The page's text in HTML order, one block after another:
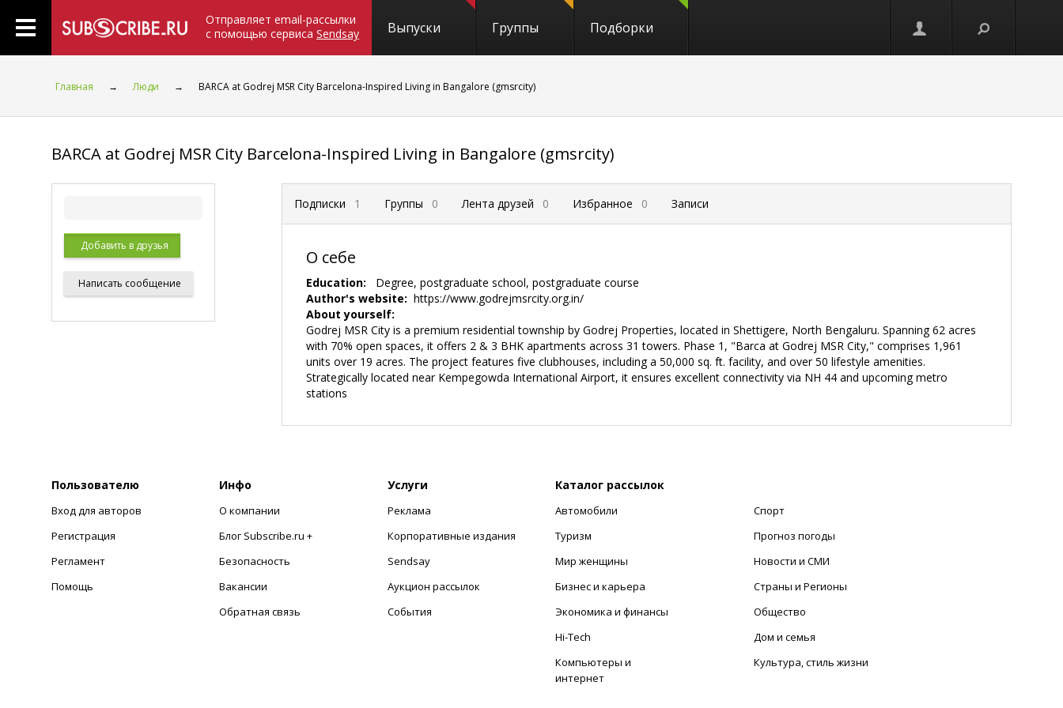
Отправляет email-рассылки
с помощью сервиса Sendsay Выпуски Группы Подборки
Главная → Люди → BARCA at Godrej MSR City Barcelona-Inspired Living in Bangalore (gmsrcity)
BARCA at Godrej MSR City Barcelona-Inspired Living in Bangalore (gmsrcity)
Добавить в друзья
Написать сообщение
Подписки 1 Группы 0 Лента друзей 0 Избранное 0 Записи
О себе
Education: Degree, postgraduate school, postgraduate course
Author's website: https://www.godrejmsrcity.org.in/
About yourself:
Godrej MSR City is a premium residential township by Godrej Properties, located in Shettigere, North Bengaluru. Spanning 62 acres
with 70% open spaces, it offers 2 & 3 BHK apartments across 31 towers. Phase 1, "Barca at Godrej MSR City," comprises 1,961
units over 19 acres. The project features five clubhouses, including a 50,000 sq. ft. facility, and over 50 lifestyle amenities.
Strategically located near Kempegowda International Airport, it ensures excellent connectivity via NH 44 and upcoming metro
stations
Пользователю
Вход для авторов
Регистрация
Регламент
Помощь
Инфо
О компании
Блог Subscribe.ru +
Безопасность
Вакансии
Обратная связь
Услуги
Реклама
Корпоративные издания
Sendsay
Аукцион рассылок
События
Каталог рассылок
Автомобили
Туризм
Мир женщины
Бизнес и карьера
Экономика и финансы
Hi-Tech
Компьютеры и
интернет
Спорт
Прогноз погоды
Новости и СМИ
Страны и Регионы
Общество
Дом и семья
Культура, стиль жизни